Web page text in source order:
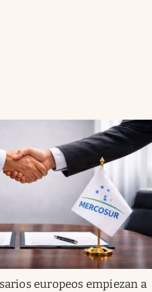
europeos empiezan a